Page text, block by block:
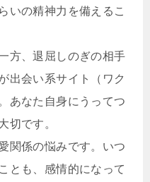
いの精神力を備えるこ
方、退屈しのぎの相手
出会い系サイト（ワク
あなた自身にうってつ
切です。
関係の悩みです。いつ
とも、感情的になって